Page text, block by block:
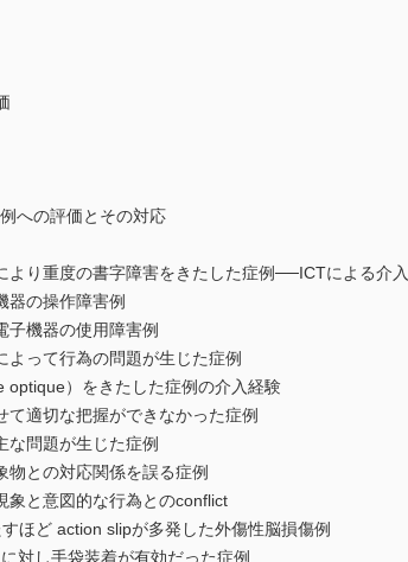
への評価とその対応
り重度の書字障害をきたした症例──ICTによる介入
の操作障害例
機器の使用障害例
って行為の問題が生じた症例
）をきたした症例の介入経験
適切な把握ができなかった症例
問題が生じた症例
との対応関係を誤る症例
と意図的な行為とのconflict
ど action slipが多発した外傷性脳損傷例
し手袋装着が有効だった症例